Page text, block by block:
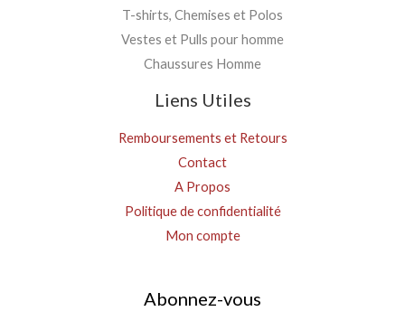
T-shirts, Chemises et Polos
Vestes et Pulls pour homme
Chaussures Homme
Liens Utiles
Remboursements et Retours
Contact
A Propos
Politique de confidentialité
Mon compte
Abonnez-vous